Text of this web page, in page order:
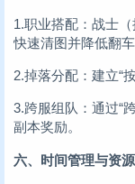
1.职业搭配：战士
快速清图并降低翻车
2.掉落分配：建立“
3.跨服组队：通过“
副本奖励。
六、时间管理与资